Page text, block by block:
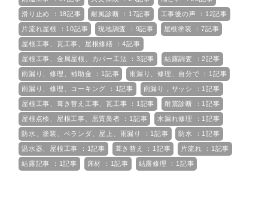
滑り止め ：18記事 耐風診断 ：17記事 工事後の声 ：12記事
片流れ屋根 ：10記事 現地調査 ：9記事 屋根塗装 ：7記事
屋根工事、瓦工事、屋根修繕 ：4記事
屋根工事、金属屋根、カバー工法 ：3記事 結露調査 ：2記事
雨漏り、修理、補助金 ：1記事 雨漏り、修理、自分で ：1記事
雨漏り、修理、コーキング ：1記事 雨漏り，サッシ ：1記事
屋根工事、葺き替え工事、瓦工事 ：1記事 耐震診断 ：1記事
屋根点検、屋根工事、悪質業者 ：1記事 水漏れ修理 ：1記事
防水、塗装、ベランダ、屋上、雨漏り ：1記事 防水 ：1記事
温水器、屋根工事 ：1記事 葺き替え ：1記事 片流れ ：1記事
結露記事 ：1記事 床材 ：1記事 結露修理 ：1記事